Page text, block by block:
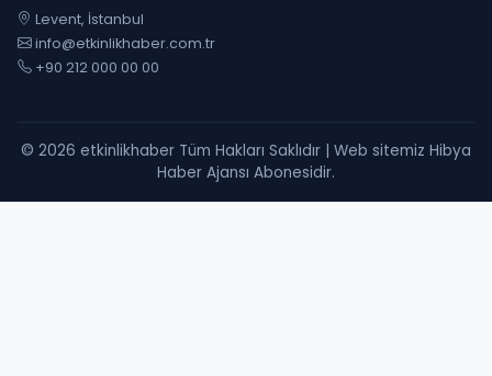
Levent, İstanbul
info@etkinlikhaber.com.tr
+90 212 000 00 00
© 2026 etkinlikhaber Tüm Hakları Saklıdır | Web sitemiz Hibya
Haber Ajansı Abonesidir.